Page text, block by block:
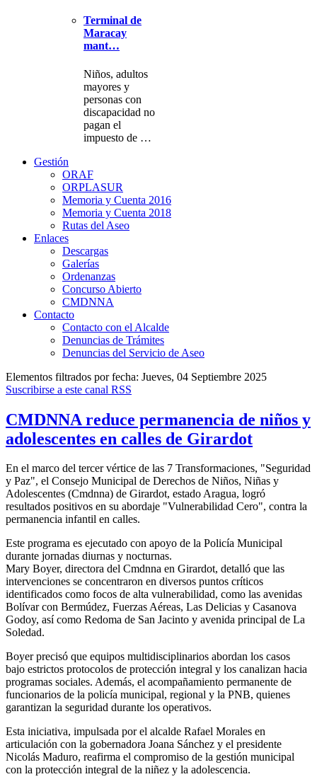
Terminal de
Maracay
mant…
Niños, adultos
mayores y
personas con
discapacidad no
pagan el
impuesto de …
Gestión
ORAF
ORPLASUR
Memoria y Cuenta 2016
Memoria y Cuenta 2018
Rutas del Aseo
Enlaces
Descargas
Galerías
Ordenanzas
Concurso Abierto
CMDNNA
Contacto
Contacto con el Alcalde
Denuncias de Trámites
Denuncias del Servicio de Aseo
Elementos filtrados por fecha: Jueves, 04 Septiembre 2025
Suscribirse a este canal RSS
CMDNNA reduce permanencia de niños y
adolescentes en calles de Girardot
En el marco del tercer vértice de las 7 Transformaciones, "Seguridad
y Paz", el Consejo Municipal de Derechos de Niños, Niñas y
Adolescentes (Cmdnna) de Girardot, estado Aragua, logró
resultados positivos en su abordaje "Vulnerabilidad Cero", contra la
permanencia infantil en calles.
Este programa es ejecutado con apoyo de la Policía Municipal
durante jornadas diurnas y nocturnas.
Mary Boyer, directora del Cmdnna en Girardot, detalló que las
intervenciones se concentraron en diversos puntos críticos
identificados como focos de alta vulnerabilidad, como las avenidas
Bolívar con Bermúdez, Fuerzas Aéreas, Las Delicias y Casanova
Godoy, así como Redoma de San Jacinto y avenida principal de La
Soledad.
Boyer precisó que equipos multidisciplinarios abordan los casos
bajo estrictos protocolos de protección integral y los canalizan hacia
programas sociales. Además, el acompañamiento permanente de
funcionarios de la policía municipal, regional y la PNB, quienes
garantizan la seguridad durante los operativos.
Esta iniciativa, impulsada por el alcalde Rafael Morales en
articulación con la gobernadora Joana Sánchez y el presidente
Nicolás Maduro, reafirma el compromiso de la gestión municipal
con la protección integral de la niñez y la adolescencia.